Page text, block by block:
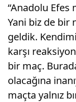
“Anadolu Efes
Yani biz de bir
geldik.
karşı
bir maç.
olacağına
maçta yalnız